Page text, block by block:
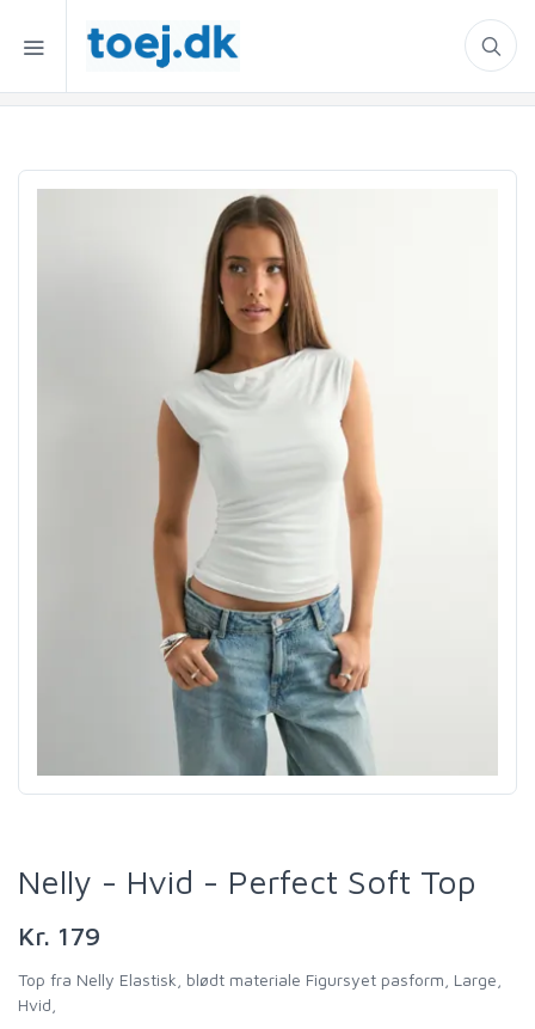
Nelly - Hvid - Perfect Soft Top
Kr. 179
Top fra Nelly Elastisk, blødt materiale Figursyet pasform, Large,
Hvid,